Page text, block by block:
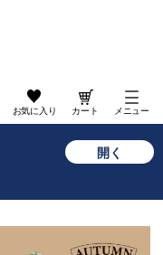
開く
お気に入り カート メニュー